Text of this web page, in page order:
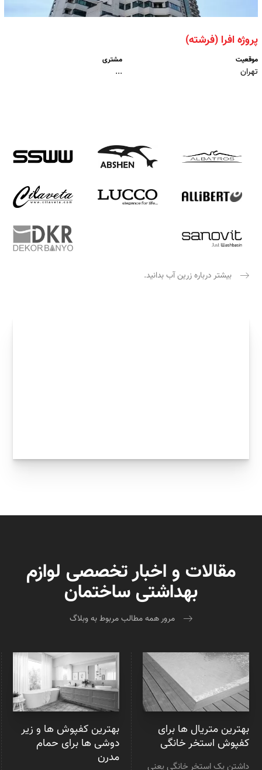
پروژه افرا (فرشته)
موقعیت
تهران
مشتری
...
بیشتر درباره زرین آب بدانید.
مقالات و اخبار تخصصی لوازم
بهداشتی ساختمان
مرور همه مطالب مربوط به وبلاگ
بهترین متریال ها برای
کفپوش استخر خانگی
داشتن یک استخر خانگی یعنی
بهترین کفپوش ها و زیر
دوشی ها برای حمام
مدرن